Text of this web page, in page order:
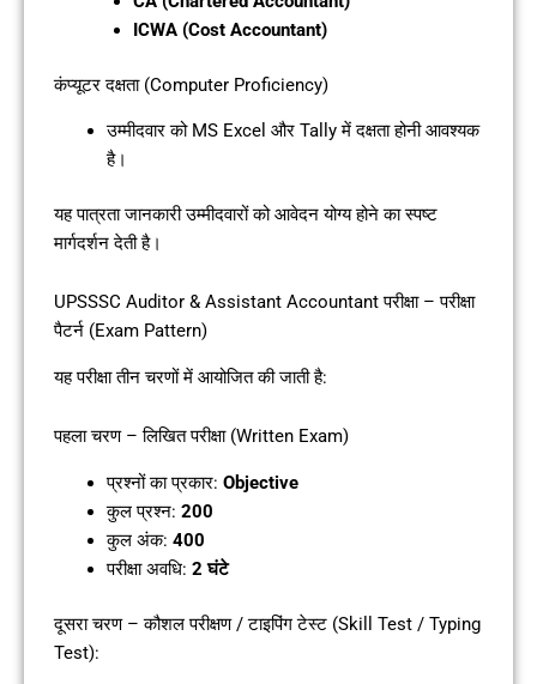
ICWA (Cost Accountant)
कंप्यूटर दक्षता (Computer Proficiency)
उम्मीदवार को MS Excel और Tally में दक्षता होनी आवश्यक
है।
यह पात्रता जानकारी उम्मीदवारों को आवेदन योग्य होने का स्पष्ट
मार्गदर्शन देती है।
UPSSSC Auditor & Assistant Accountant परीक्षा – परीक्षा
पैटर्न (Exam Pattern)
यह परीक्षा तीन चरणों में आयोजित की जाती है:
पहला चरण – लिखित परीक्षा (Written Exam)
प्रश्नों का प्रकार: Objective
कुल प्रश्न: 200
कुल अंक: 400
परीक्षा अवधि: 2 घंटे
दूसरा चरण – कौशल परीक्षण / टाइपिंग टेस्ट (Skill Test / Typing
Test):